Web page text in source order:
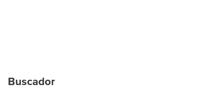
Buscador